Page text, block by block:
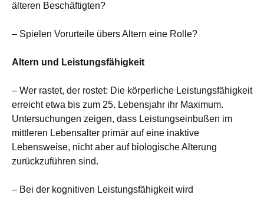
älteren Beschäftigten?
– Spielen Vorurteile übers Altern eine Rolle?
Altern und Leistungsfähigkeit
– Wer rastet, der rostet: Die körperliche Leistungsfähigkeit
erreicht etwa bis zum 25. Lebensjahr ihr Maximum.
Untersuchungen zeigen, dass Leistungseinbußen im
mittleren Lebensalter primär auf eine inaktive
Lebensweise, nicht aber auf biologische Alterung
zurückzuführen sind.
– Bei der kognitiven Leistungsfähigkeit wird